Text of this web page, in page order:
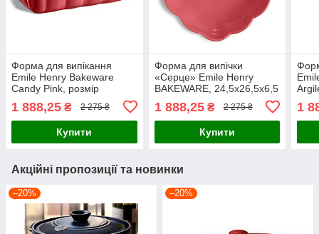
Форма для випікання
Emile Henry Bakeware
Candy Pink, розмір
(476353)
1 888,25 ₴ 2 275 ₴
Купити
Форма для випічки
«Серце» Emile Henry
BAKEWARE, 24,5х26,5х6,5
(476153)
1 888,25₴ 2 275 ₴
Купити
1
Акційні пропозиції та новинки
–20% –20%